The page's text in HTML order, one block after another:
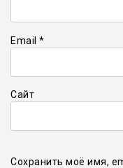
Email *
Сайт
Сохранить моё имя,